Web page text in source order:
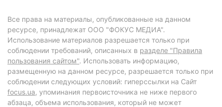
Все права на материалы, опубликованные на данном
ресурсе, принадлежат ООО "ФОКУС МЕДИА".
Использование материалов разрешается только при
соблюдении требований, описанных в разделе "Правила
пользования сайтом". Использовать информацию,
размещенную на данном ресурсе, разрешается только при
соблюдении следующих условий: гиперссылки на Сайт
focus.ua, упоминания первоисточника не ниже первого
абзаца, объема использования, который не может